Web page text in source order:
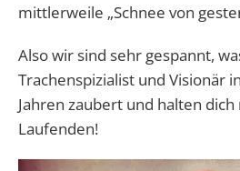
mittlerweile „Schnee von
Also wir sind sehr gespannt,
Trachenspizialist und Visionär
Jahren zaubert und halten
Laufenden!